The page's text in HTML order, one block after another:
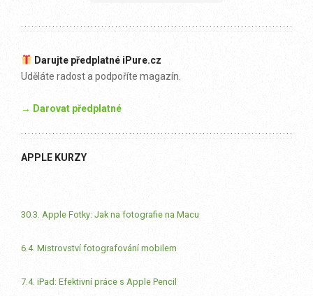
Darujte předplatné iPure.cz
Uděláte radost a podpoříte magazín.
→ Darovat předplatné
APPLE KURZY
30.3. Apple Fotky: Jak na fotografie na Macu
6.4. Mistrovství fotografování mobilem
7.4. iPad: Efektivní práce s Apple Pencil